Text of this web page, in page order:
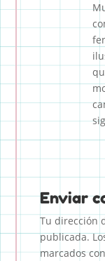
Enviar
Tu dirección
publicada.
marcados